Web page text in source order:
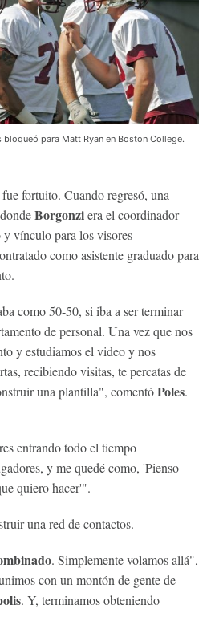
para Matt Ryan en Boston College.
fue fortuito. Cuando regresó, una
Borgonziera el coordinador
y vínculo para los visores
como asistente graduado para
como 50-50, si iba a ser terminar
de personal. Una vez que nos
y estudiamos el video y nos
recibiendo visitas, te percatas de
una plantilla", comentóPoles.
entrando todo el tiempo
y me quedé como, 'Pienso
quiero hacer'".
una red de contactos.
. Simplemente volamos allá",
con un montón de gente de
. Y, terminamos obteniendo